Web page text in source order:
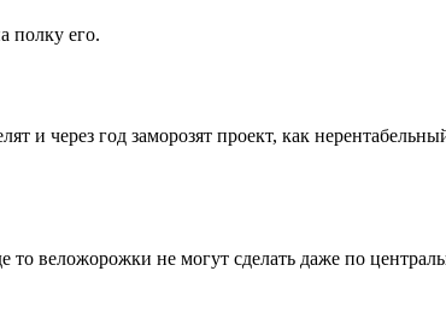
полку его.
и через год заморозят проект, как
то веложорожки не могут сделать даже по